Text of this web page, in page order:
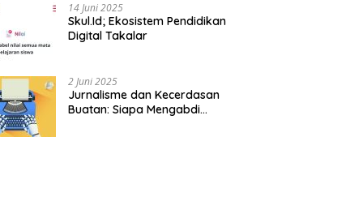
14 Juni 2025
Skul.Id; Ekosistem Pendidikan
Digital Takalar
2 Juni 2025
Jurnalisme dan Kecerdasan
Buatan: Siapa Mengabdi